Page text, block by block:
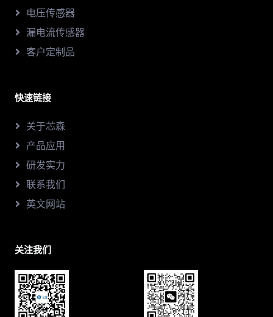
电压传感器
漏电流传感器
客户定制品
快速链接
关于芯森
产品应用
研发实力
联系我们
英文网站
关注我们